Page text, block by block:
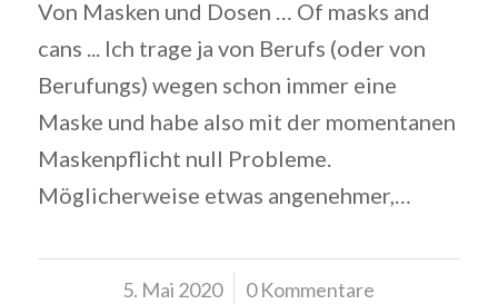
Von Masken und Dosen … Of masks and
cans ... Ich trage ja von Berufs (oder von
Berufungs) wegen schon immer eine
Maske und habe also mit der momentanen
Maskenpflicht null Probleme.
Möglicherweise etwas angenehmer,…
5. Mai 2020
/ 0 Kommentare